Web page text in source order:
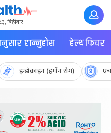
बिहीबार
छान्नुहोस हेल्थ फिचर
इन्डोक्राइन (हर्मोन रोग)